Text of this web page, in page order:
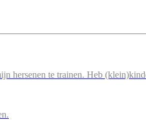
hersenen te trainen. Heb